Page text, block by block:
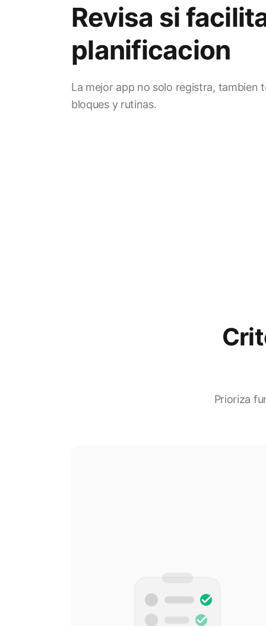
Revisa si
planificacion
La mejor app no solo registra, tambien
bloques y rutinas.
Prioriza